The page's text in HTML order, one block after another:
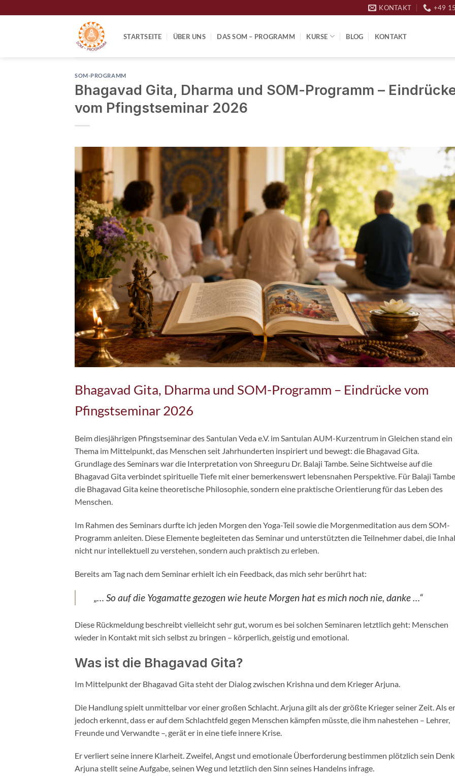
KONTAKT +49
STARTSEITE ÜBER UNS DAS SOM – PROGRAMM KURSE BLOG KONTAKT
SOM-PROGRAMM
Bhagavad Gita, Dharma und SOM-Programm –
vom Pfingstseminar 2026
Bhagavad Gita, Dharma und SOM-Programm – Eindrücke vom
Pfingstseminar 2026
Beim diesjährigen Pfingstseminar des Santulan Veda e.V. im Santulan AUM-Kurzentrum in Gleichen stand ein
Thema im Mittelpunkt, das Menschen seit Jahrhunderten inspiriert und bewegt: die Bhagavad Gita.
Grundlage des Seminars war die Interpretation von Shreeguru Dr. Balaji Tambe. Seine Sichtweise auf die
Bhagavad Gita verbindet spirituelle Tiefe mit einer bemerkenswert lebensnahen Perspektive. Für Balaji
die Bhagavad Gita keine theoretische Philosophie, sondern eine praktische Orientierung für das Leben des
Menschen.
Im Rahmen des Seminars durfte ich jeden Morgen den Yoga-Teil sowie die Morgenmeditation aus dem SOM-
Programm anleiten. Diese Elemente begleiteten das Seminar und unterstützten die Teilnehmer dabei, die
nicht nur intellektuell zu verstehen, sondern auch praktisch zu erleben.
Bereits am Tag nach dem Seminar erhielt ich ein Feedback, das mich sehr berührt hat:
„… So auf die Yogamatte gezogen wie heute Morgen hat es mich noch nie, danke …“
Diese Rückmeldung beschreibt vielleicht sehr gut, worum es bei solchen Seminaren letztlich geht: Menschen
wieder in Kontakt mit sich selbst zu bringen – körperlich, geistig und emotional.
Was ist die Bhagavad Gita?
Im Mittelpunkt der Bhagavad Gita steht der Dialog zwischen Krishna und dem Krieger Arjuna.
Die Handlung spielt unmittelbar vor einer großen Schlacht. Arjuna gilt als der größte Krieger seiner Zeit. Als er
jedoch erkennt, dass er auf dem Schlachtfeld gegen Menschen kämpfen müsste, die ihm nahestehen – Lehrer,
Freunde und Verwandte –, gerät er in eine tiefe innere Krise.
Er verliert seine innere Klarheit. Zweifel, Angst und emotionale Überforderung bestimmen plötzlich sein
Arjuna stellt seine Aufgabe, seinen Weg und letztlich den Sinn seines Handelns infrage.